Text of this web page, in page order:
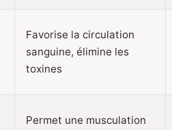
Favorise la circulation
sanguine, élimine les
toxines
Permet une musculation